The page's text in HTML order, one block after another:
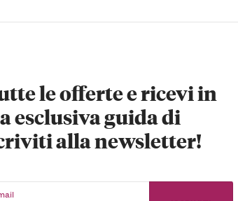
le offerte e ricevi in
esclusiva guida di
alla newsletter!